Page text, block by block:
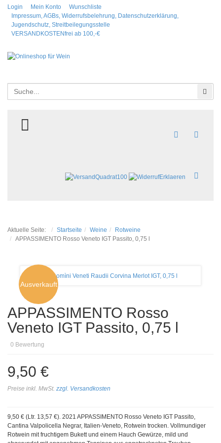
Login Mein Konto
Wunschliste
Impressum, AGBs, Widerrufsbelehrung, Datenschutzerklärung,
Jugendschutz, Streitbeilegungsstelle
VERSANDKOSTENfrei ab 100,-€
TOGGLE MENU
Aktuelle Seite: Startseite Weine
Rotweine
APPASSIMENTO Rosso Veneto IGT Passito, 0,75 l
Ausverkauft
APPASSIMENTO Rosso
Veneto IGT Passito, 0,75 l
0 Bewertung
9,50 €
Preise inkl. MwSt. zzgl. Versandkosten
9,50 € (Ltr. 13,57 €). 2021 APPASSIMENTO Rosso Veneto IGT Passito,
Cantina Valpolicella Negrar, Italien-Veneto, Rotwein trocken. Vollmundiger
Rotwein mit fruchtigem Bukett und einem Hauch Gewürze, mild und